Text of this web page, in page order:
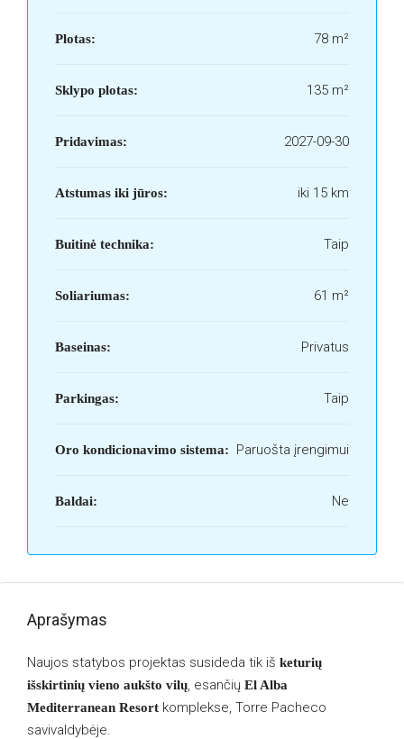
Plotas: 78 m²
Sklypo plotas: 135 m²
Pridavimas: 2027-09-30
Atstumas iki jūros: iki 15 km
Buitinė technika: Taip
Soliariumas: 61 m²
Baseinas: Privatus
Parkingas: Taip
Oro kondicionavimo sistema: Paruošta įrengimui
Baldai: Ne
Aprašymas
Naujos statybos projektas susideda tik iš keturių
išskirtinių vieno aukšto vilų, esančių El Alba
Mediterranean Resort komplekse, Torre Pacheco
savivaldybėje.